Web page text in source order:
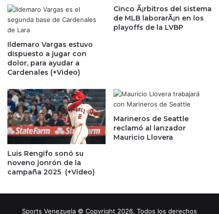
Ildemaro Vargas estuvo
dispuesto a jugar con
dolor, para ayudar a
Cardenales (+Video)
Cinco Ã¡rbitros del sistema
de MLB laborarÃ¡n en los
playoffs de la LVBP
Luis Rengifo sonó su
noveno jonrón de la
campaña 2025 (+Video)
Marineros de Seattle
reclamó al lanzador
Mauricio Llovera
Sports Venezuela © Copyright 2026, Todos los derechos